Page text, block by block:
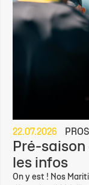
22.07.2026 PROS
Pré-
les infos
On y est ! Nos